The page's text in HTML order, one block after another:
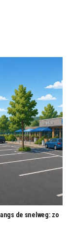
de snelweg: zo